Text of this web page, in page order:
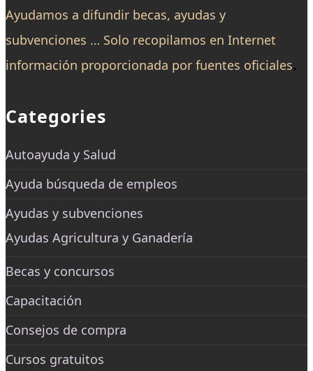
Ayudamos a difundir becas, ayudas y
subvenciones … Solo recopilamos en Internet
información proporcionada por fuentes oficiales.
Categories
Autoayuda y Salud
Ayuda búsqueda de empleos
Ayudas y subvenciones
Ayudas Agricultura y Ganadería
Becas y concursos
Capacitación
Consejos de compra
Cursos gratuitos